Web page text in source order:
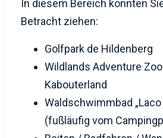
Golfpark de Hildenberg
Wildlands Adventure Zoo
Kabouterland
Waldschwimmbad „Laco
(fußläufig vom
Reiten / Radfahren /
Friese Wold